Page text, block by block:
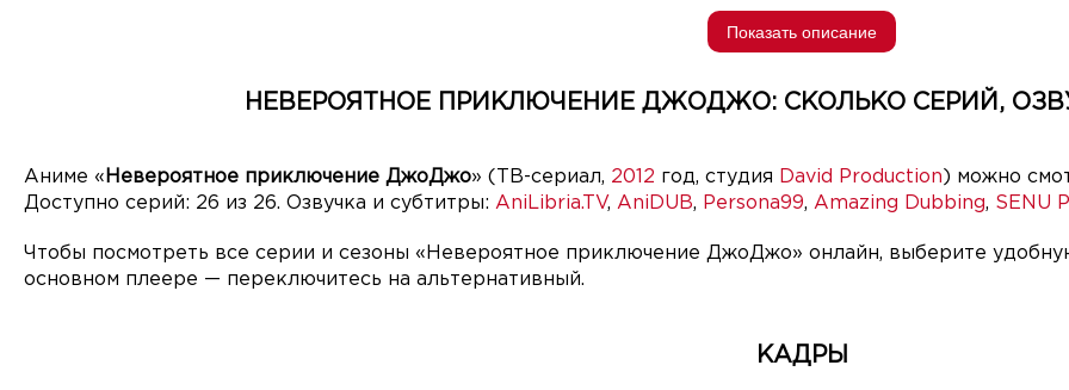
Показать описание
НЕВЕРОЯТНОЕ ПРИКЛЮЧЕНИЕ ДЖОДЖО: СКОЛЬКО СЕРИЙ,
Аниме « Невероятное приключение ДжоДжо» (ТВ-сериал, 2012 год, студия David Production ) можно
Доступно серий: 26 из 26. Озвучка и субтитры: AniLibria.TV, AniDUB, Persona99, Amazing Dubbing, SENU
Чтобы посмотреть все серии и сезоны «Невероятное приключение ДжоДжо» онлайн, выберите
основном плеере — переключитесь на альтернативный.
КАДРЫ